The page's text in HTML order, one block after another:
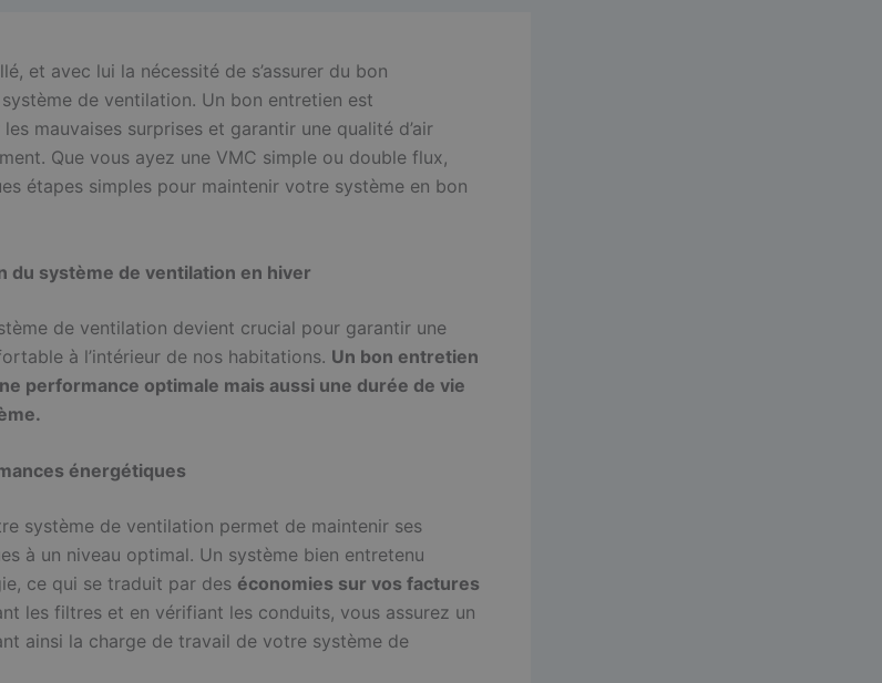
et avec lui la nécessité de s’assurer du bon
de ventilation. Un bon entretien est
mauvaises surprises et garantir une qualité d’air
Que vous ayez une VMC simple ou double flux,
étapes simples pour maintenir votre système en bon
du système de ventilation en hiver
de ventilation devient crucial pour garantir une
à l’intérieur de nos habitations. Un bon entretien
performance optimale mais aussi une durée de vie
énergétiques
système de ventilation permet de maintenir ses
à un niveau optimal. Un système bien entretenu
ce qui se traduit par des économies sur vos factures
les filtres et en vérifiant les conduits, vous assurez un
ainsi la charge de travail de votre système de